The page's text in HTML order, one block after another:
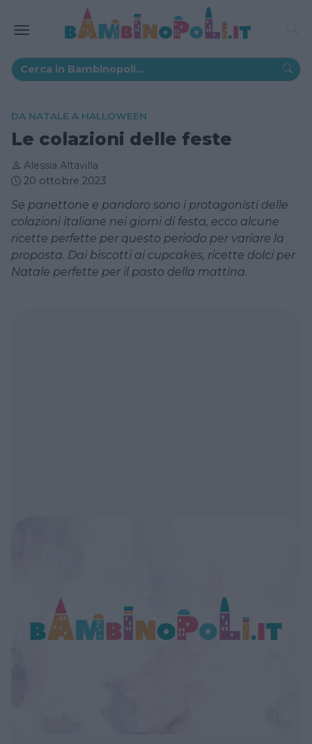
DA NATALE A HALLOWEEN
Le colazioni delle feste
Alessia Altavilla
20 ottobre 2023
Se panettone e pandoro sono i protagonisti delle
colazioni italiane nei giorni di festa, ecco alcune
ricette perfette per questo periodo per variare la
proposta. Dai biscotti ai cupcakes, ricette dolci per
Natale perfette per il pasto della mattina.